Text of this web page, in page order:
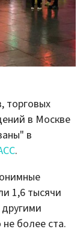
торговых
в Москве
в
.
1,6 тысячи
более ста.